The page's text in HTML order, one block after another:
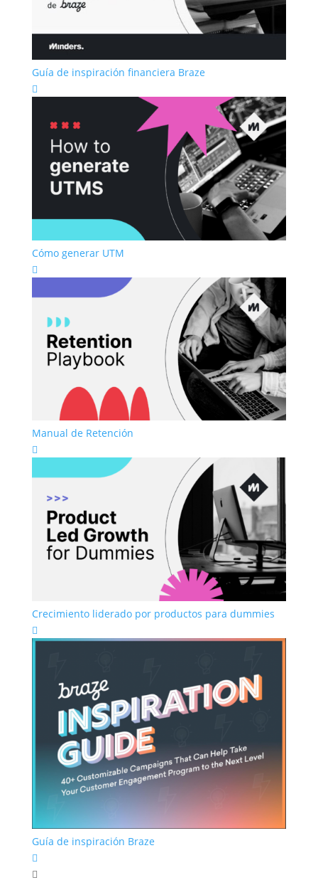
Guía de inspiración financiera Braze

Cómo generar UTM

Manual de Retención

Crecimiento liderado por productos para dummies

Guía de inspiración Braze

